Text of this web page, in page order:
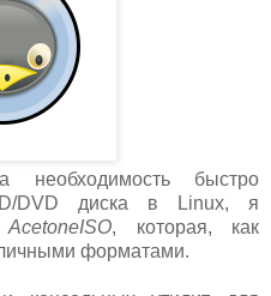
необходимость быстро
DVD диска в Linux, я
AcetoneISO, которая, как
форматами.